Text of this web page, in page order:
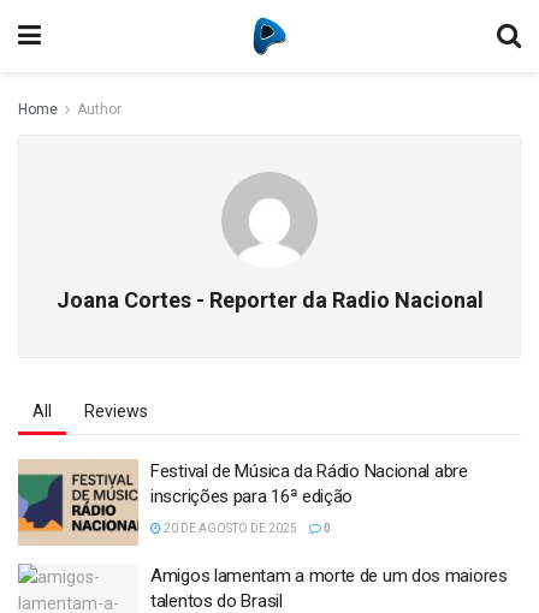
Home Author
Joana Cortes - Reporter da Radio Nacional
All Reviews
Festival de Música da Rádio Nacional abre
inscrições para 16ª edição
20 DE AGOSTO DE 2025 0
Amigos lamentam a morte de um dos maiores
talentos do Brasil